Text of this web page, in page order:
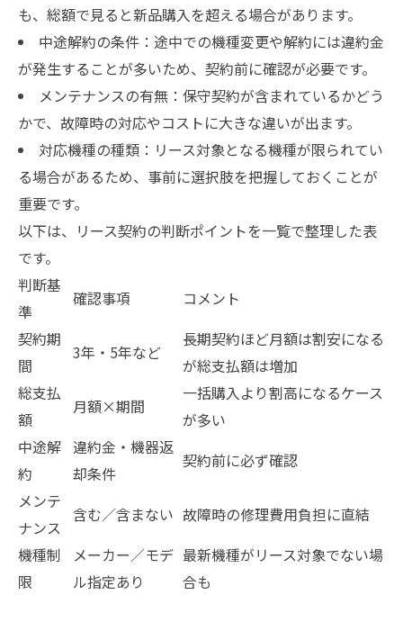
も、総額で見ると新品購入を超える場合があります。
中途解約の条件：途中での機種変更や解約には違約金
が発生することが多いため、契約前に確認が必要です。
メンテナンスの有無：保守契約が含まれているかどう
かで、故障時の対応やコストに大きな違いが出ます。
対応機種の種類：リース対象となる機種が限られてい
る場合があるため、事前に選択肢を把握しておくことが
重要です。
以下は、リース契約の判断ポイントを一覧で整理した表
です。
判断基
準
確認事項
コメント
契約期
間
3年・5年など
長期契約ほど月額は割安になる
が総支払額は増加
総支払
額
月額×期間
一括購入より割高になるケース
が多い
中途解
約
違約金・機器返
却条件
契約前に必ず確認
メンテ
ナンス
含む／含まない 故障時の修理費用負担に直結
機種制
限
メーカー／モデ
ル指定あり
最新機種がリース対象でない場
合も